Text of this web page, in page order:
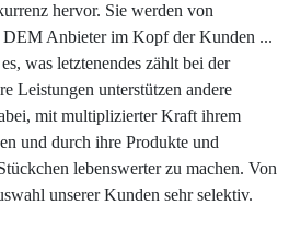
hervor. Sie werden von
DEM Anbieter im Kopf der Kunden ...
was letztenendes zählt bei der
Leistungen unterstützen andere
mit multiplizierter Kraft ihrem
und durch ihre Produkte und
lebenswerter zu machen. Von
unserer Kunden sehr selektiv.